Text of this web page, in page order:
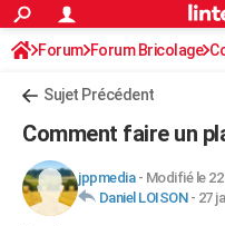
ACTUALITÉS
Politique
Société
Faits Divers
Education
Monde
Villes
+
FINANCE
Retraite
Impôts
Epargne
Immobilier
Risques naturels par ville
Banque
Assurance
Crédit
AUTO
Forum Forum Bricolage
Charpente, toiture, combles
Sujet Précédent
Comment faire un
jppmedia- Modifié le 22
Daniel LOISON- 27